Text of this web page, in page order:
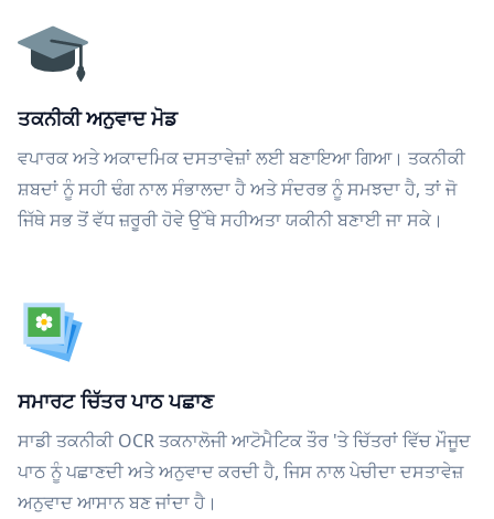
ਤਕਨੀਕੀ ਅਨੁਵਾਦ ਮੋਡ
ਵਪਾਰਕ ਅਤੇ ਅਕਾਦਮਿਕ ਦਸਤਾਵੇਜ਼ਾਂ ਲਈ ਬਣਾਇਆ ਗਿਆ। ਤਕਨੀਕੀ
ਸ਼ਬਦਾਂ ਨੂੰ ਸਹੀ ਢੰਗ ਨਾਲ ਸੰਭਾਲਦਾ ਹੈ ਅਤੇ ਸੰਦਰਭ ਨੂੰ ਸਮਝਦਾ ਹੈ, ਤਾਂ ਜੋ
ਜਿੱਥੇ ਸਭ ਤੋਂ ਵੱਧ ਜ਼ਰੂਰੀ ਹੋਵੇ ਉੱਥੇ ਸਹੀਅਤਾ ਯਕੀਨੀ ਬਣਾਈ ਜਾ ਸਕੇ।
ਸਮਾਰਟ ਚਿੱਤਰ ਪਾਠ ਪਛਾਣ
ਸਾਡੀ ਤਕਨੀਕੀ OCR ਤਕਨਾਲੋਜੀ ਆਟੋਮੈਟਿਕ ਤੌਰ 'ਤੇ ਚਿੱਤਰਾਂ ਵਿੱਚ ਮੌਜੂਦ
ਪਾਠ ਨੂੰ ਪਛਾਣਦੀ ਅਤੇ ਅਨੁਵਾਦ ਕਰਦੀ ਹੈ, ਜਿਸ ਨਾਲ ਪੇਚੀਦਾ ਦਸਤਾਵੇਜ਼
ਅਨੁਵਾਦ ਆਸਾਨ ਬਣ ਜਾਂਦਾ ਹੈ।